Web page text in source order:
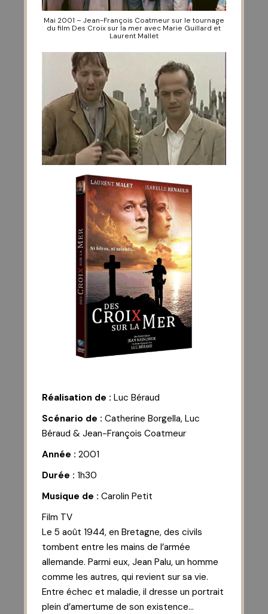
Mai 2001 – Jean-François Coatmeur sur le tournage
du film Des Croix sur la mer avec Marie Guillard et
Laurent Mallet
Réalisation de : Luc Béraud
Scénario de : Catherine Borgella, Luc
Béraud & Jean-François Coatmeur
Année : 2001
Durée : 1h30
Musique de : Carolin Petit
Film TV
Le 5 août 1944, en Bretagne, des civils
tombent entre les mains de l’armée
allemande. Parmi eux, Jean Palu, un homme
comme les autres, qui revient sur sa vie.
Entre échec et maladie, il dresse un portrait
plein d’amertume de son existence…